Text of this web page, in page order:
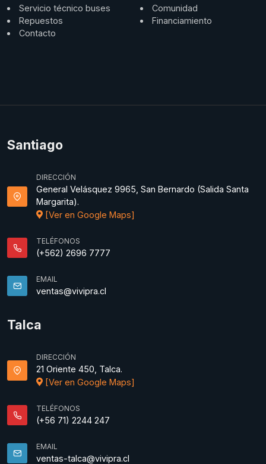
Servicio técnico buses
Repuestos
Contacto
Comunidad
Financiamiento
Santiago
DIRECCIÓN
General Velásquez 9965, San Bernardo (Salida Santa
Margarita).
[Ver en Google Maps]
TELÉFONOS
(+562) 2696 7777
EMAIL
ventas@vivipra.cl
Talca
DIRECCIÓN
21 Oriente 450, Talca.
[Ver en Google Maps]
TELÉFONOS
(+56 71) 2244 247
EMAIL
ventas-talca@vivipra.cl